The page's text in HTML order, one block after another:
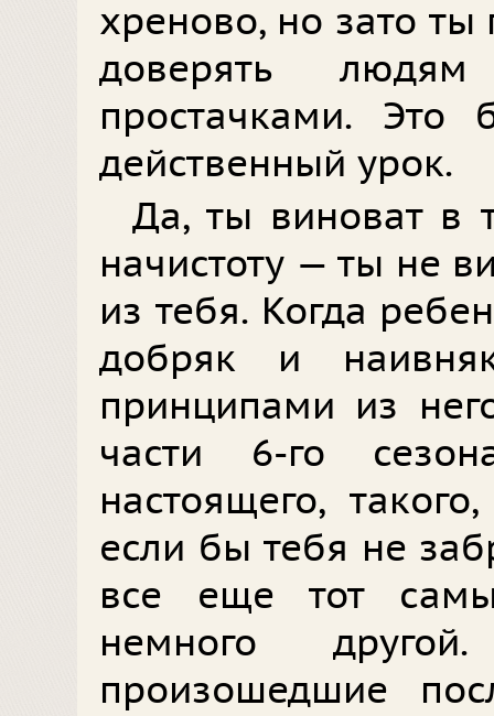
хреново, но зато ты
доверять
простачками. Это
действенный урок.
Да, ты виноват в
начистоту — ты не
из тебя. Когда
добряк и
принципами из
части 6-го
настоящего,
если бы тебя не
все еще тот
немного
произошедшие